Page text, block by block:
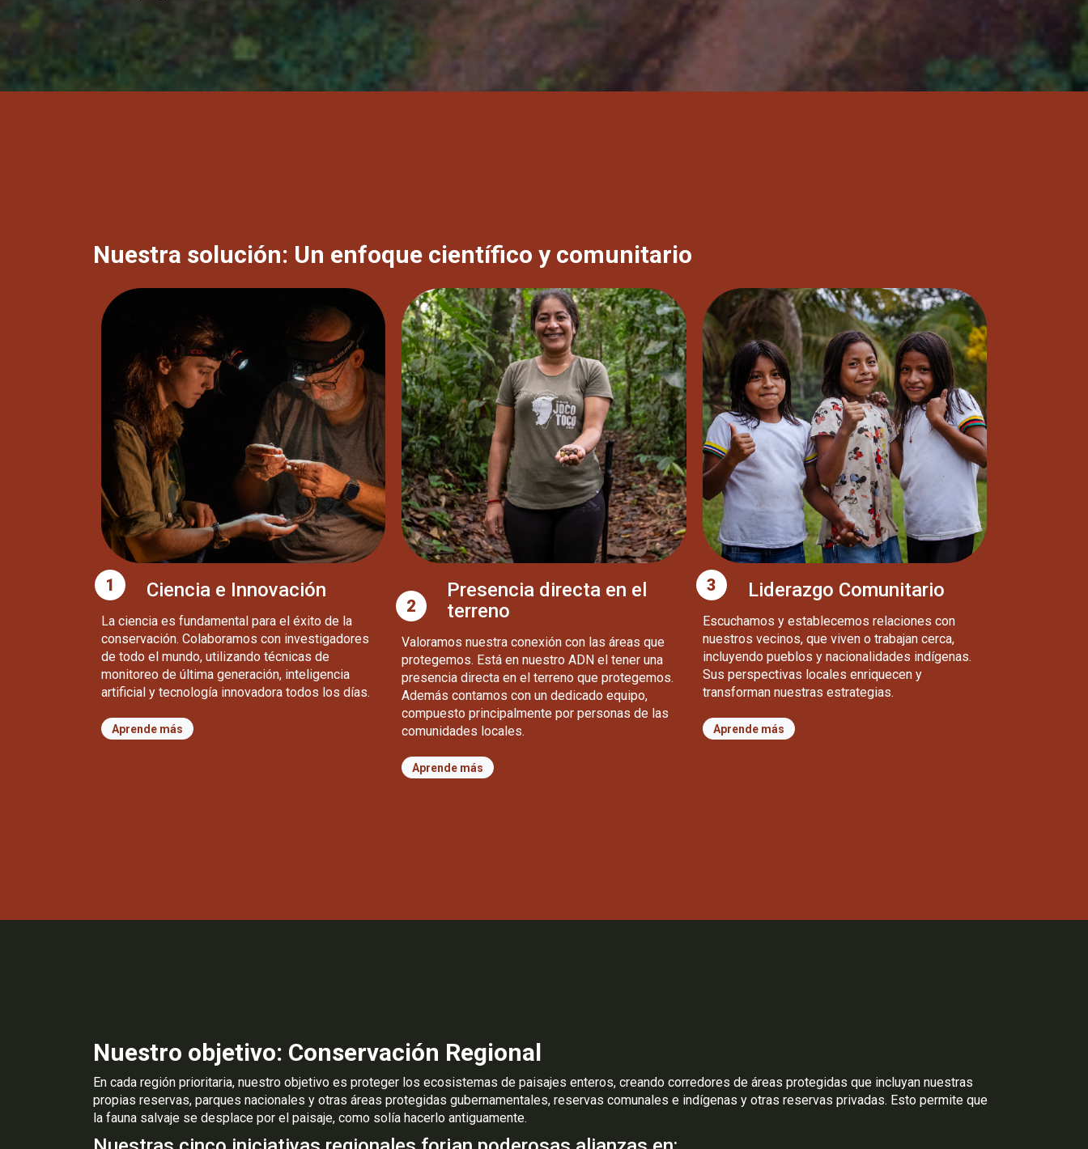
Nuestra solución: Un enfoque científico y comunitario
1 Ciencia e Innovación
La ciencia es fundamental para el éxito de la
conservación. Colaboramos con investigadores
de todo el mundo, utilizando técnicas de
monitoreo de última generación, inteligencia
artificial y tecnología innovadora todos los días.
Aprende más
2
Presencia directa en el
terreno
Valoramos nuestra conexión con las áreas que
protegemos. Está en nuestro ADN el tener una
presencia directa en el terreno que protegemos.
Además contamos con un dedicado equipo,
compuesto principalmente por personas de las
comunidades locales.
Aprende más
3 Liderazgo Comunitario
Escuchamos y establecemos relaciones con
nuestros vecinos, que viven o trabajan cerca,
incluyendo pueblos y nacionalidades indígenas.
Sus perspectivas locales enriquecen y
transforman nuestras estrategias.
Aprende más
Nuestro objetivo: Conservación Regional
En cada región prioritaria, nuestro objetivo es proteger los ecosistemas de paisajes enteros, creando corredores de áreas protegidas que incluyan nuestras
propias reservas, parques nacionales y otras áreas protegidas gubernamentales, reservas comunales e indígenas y otras reservas privadas. Esto permite que
la fauna salvaje se desplace por el paisaje, como solía hacerlo antiguamente.